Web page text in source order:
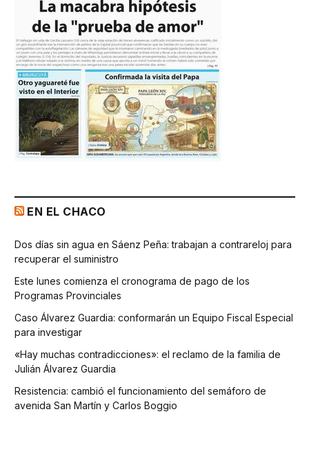
EN EL CHACO
Dos días sin agua en Sáenz Peña: trabajan a contrareloj para
recuperar el suministro
Este lunes comienza el cronograma de pago de los
Programas Provinciales
Caso Álvarez Guardia: conformarán un Equipo Fiscal Especial
para investigar
«Hay muchas contradicciones»: el reclamo de la familia de
Julián Álvarez Guardia
Resistencia: cambió el funcionamiento del semáforo de
avenida San Martín y Carlos Boggio